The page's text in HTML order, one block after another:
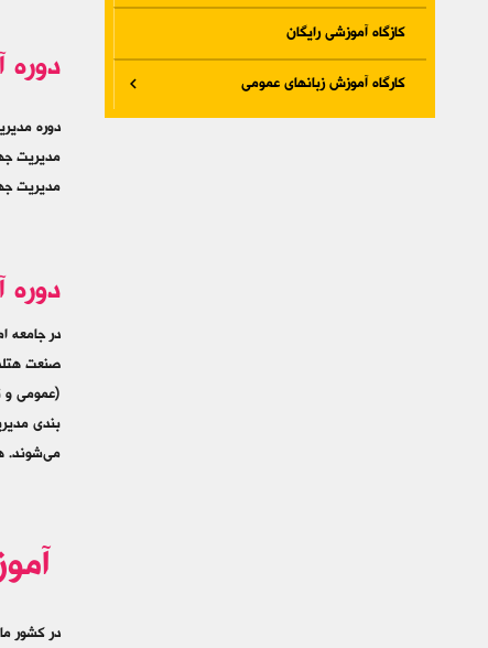
کازگاه آموزشی رایگان
کارگاه آموزش زبانهای عمومی دوره
دوره
مدیریت
مدیریت
دوره
در جامعه
صنعت
(عمومی و
بندی
می‌شوند.
در کشور